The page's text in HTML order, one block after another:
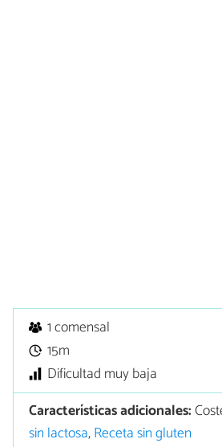
1 comensal
15m
Dificultad muy baja
Características adicionales:
sin lactosa,Receta sin gluten